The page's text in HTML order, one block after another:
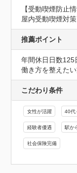
【受動喫煙防止情
屋内受動喫煙対
推薦ポイント
年間休日日数125
働き方を整えた
こだわり条件
女性が活躍 40代
経験者優遇 駅か
社会保険完備